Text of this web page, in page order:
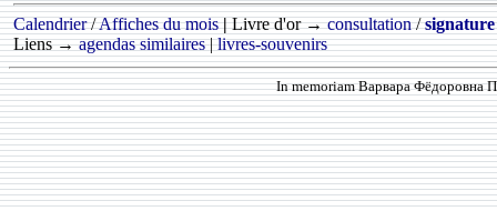
Calendrier/Affiches du mois |Livre d'or →consultation/signature
Liens →agendas similaires|livres-souvenirs
In memoriam Варвара Фёдоровна